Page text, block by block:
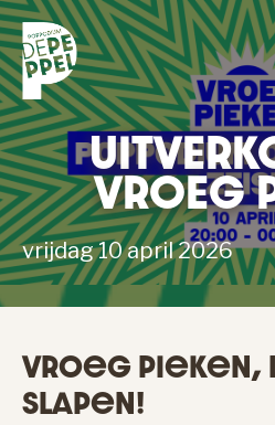
VROEG
vrijdag 10 april 2026
Vroeg Pieken,
Slapen!